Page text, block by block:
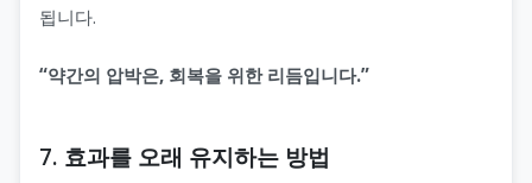
됩니다.
“약간의 압박은, 회복을 위한 리듬입니다.”
7. 효과를 오래 유지하는 방법